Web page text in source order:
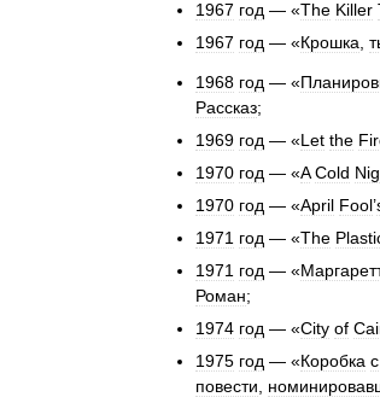
1967 год — «The Killer
1967 год — «Крошка
1968 год — «
Рассказ;
1969 год — «Let the
1970 год — «A Cold
1970 год — «April Fool’
1971 год — «The
1971 год — «
Роман;
1974 год — «City of
1975 год — «Коробка с
повести